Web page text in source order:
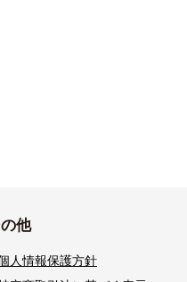
他
人情報保護方針